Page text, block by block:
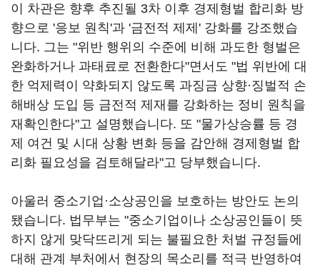
이 차관은 향후 추진될 3차 이후 경제형벌 합리화 방
향으로 '응보 원칙'과 '금전적 제제' 강화를 강조했습
니다. 그는 "위반 행위의 수준에 비해 과도한 형벌은
완화하거나 과태료로 전환한다"면서도 "법 위반에 대
한 억제력이 약화되지 않도록 과징금 상향·징벌적 손
해배상 도입 등 금전적 제재를 강화하는 정비 원칙을
재확인한다"고 설명했습니다. 또 "물가상승률 등 경
제 여건 및 시대 상황 변화 등을 감안해 경제형벌 합
리화 필요성을 검토해달라"고 당부했습니다.
아울러 중소기업·소상공인을 보호하는 방안도 논의
됐습니다. 법무부는 "중소기업이나 소상공인들이 뜻
하지 않게 맞닥뜨리게 되는 불필요한 처벌 규정들에
대해 관계 부처에서 현장의 목소리를 적극 반영하여